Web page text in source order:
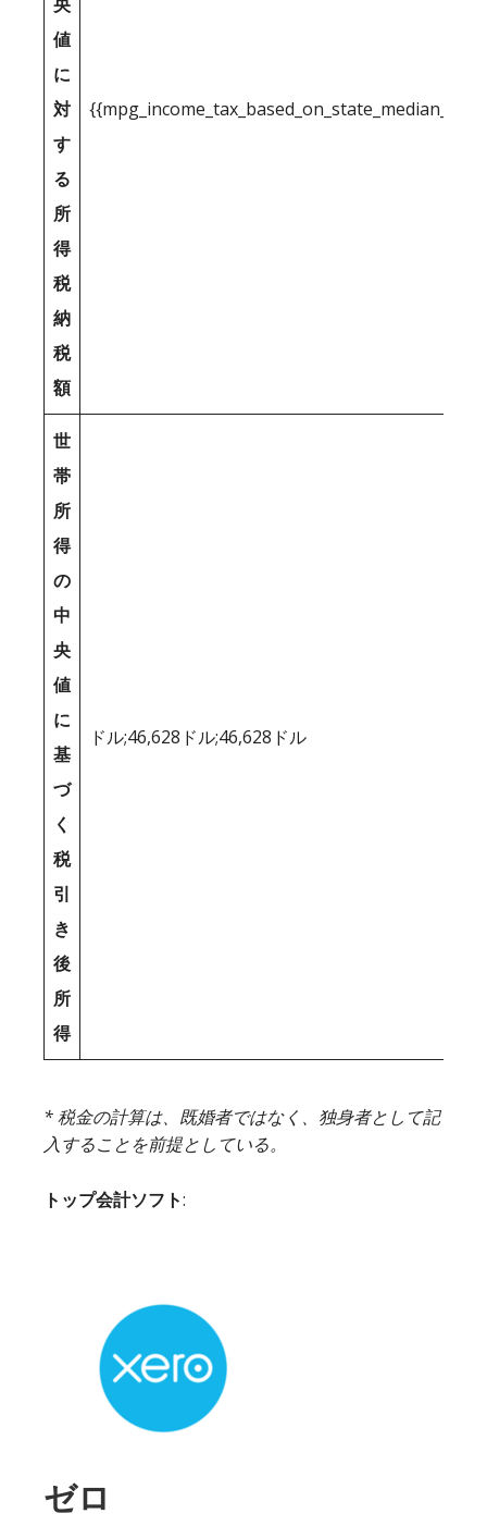
値
に
対
す
る
所
得
税
納
税
額
世
帯
所
得
の
中
央
値
に
基
づ
く
税
引
き
後
所
得
ドル;46,628ドル;46,628ドル
* 税金の計算は、既婚者ではなく、独身者として記
入することを前提としている。
トップ会計ソフト:
ゼロ